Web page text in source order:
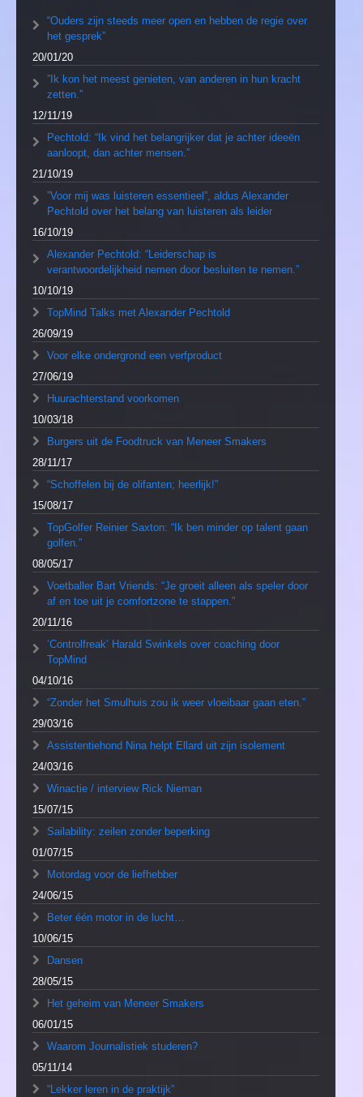
“Ouders zijn steeds meer open en hebben de regie over
het gesprek”
20/01/20
”Ik kon het meest genieten, van anderen in hun kracht
zetten.”
12/11/19
Pechtold: “Ik vind het belangrijker dat je achter ideeën
aanloopt, dan achter mensen.”
21/10/19
”Voor mij was luisteren essentieel”, aldus Alexander
Pechtold over het belang van luisteren als leider
16/10/19
Alexander Pechtold: “Leiderschap is
verantwoordelijkheid nemen door besluiten te nemen.”
10/10/19
TopMind Talks met Alexander Pechtold
26/09/19
Voor elke ondergrond een verfproduct
27/06/19
Huurachterstand voorkomen
10/03/18
Burgers uit de Foodtruck van Meneer Smakers
28/11/17
“Schoffelen bij de olifanten; heerlijk!”
15/08/17
TopGolfer Reinier Saxton: “Ik ben minder op talent gaan
golfen.”
08/05/17
Voetballer Bart Vriends: “Je groeit alleen als speler door
af en toe uit je comfortzone te stappen.”
20/11/16
’Controlfreak’ Harald Swinkels over coaching door
TopMind
04/10/16
“Zonder het Smulhuis zou ik weer vloeibaar gaan eten.”
29/03/16
Assistentiehond Nina helpt Ellard uit zijn isolement
24/03/16
Winactie / interview Rick Nieman
15/07/15
Sailability: zeilen zonder beperking
01/07/15
Motordag voor de liefhebber
24/06/15
Beter één motor in de lucht…
10/06/15
Dansen
28/05/15
Het geheim van Meneer Smakers
06/01/15
Waarom Journalistiek studeren?
05/11/14
“Lekker leren in de praktijk”